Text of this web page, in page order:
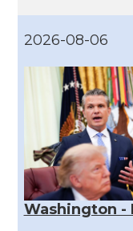
2026-08-06
Washington -